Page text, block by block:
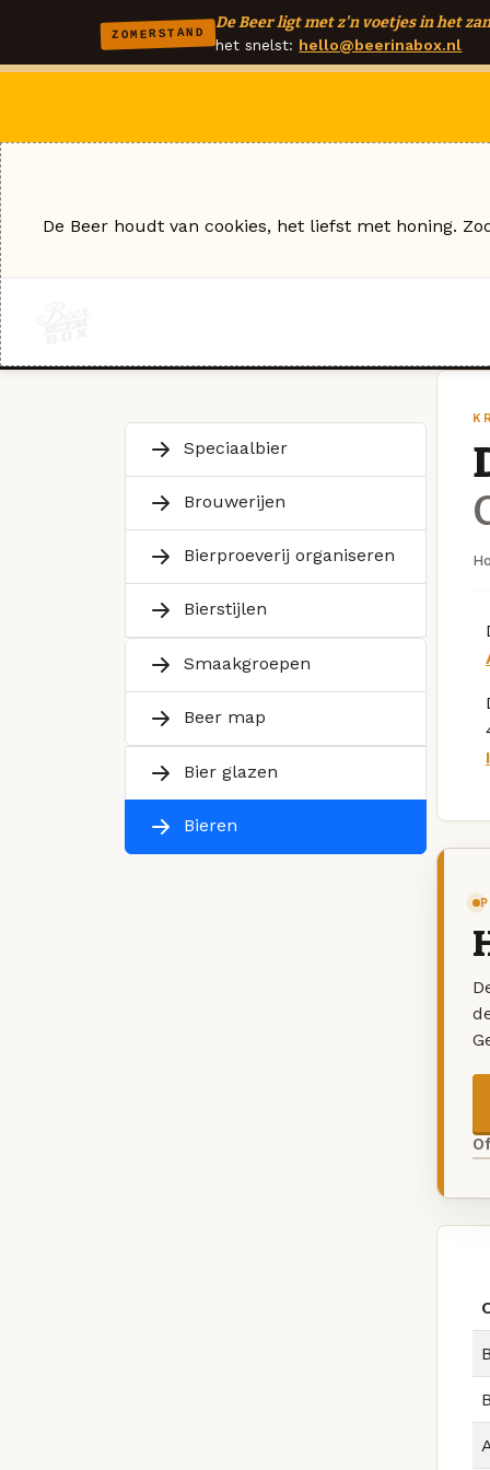
ZOMERSTAND
De Beer ligt met z'n voetjes in het
het snelst: hello@beerinabox.nl
Speciaalbier
Brouwerijen
Bierproeverij organiseren
Bierstijlen
Smaakgroepen
Beer map
Bier glazen
Bieren
De Beer houdt van cookies, het liefst met honing.